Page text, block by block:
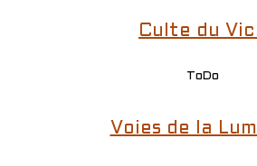
Culte du
ToDo
Voies de la